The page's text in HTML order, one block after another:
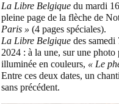
La Libre Belgique du mardi
pleine page de la flèche de
Paris » (4 pages spéciales).
La Libre Belgique des samedi
2024 : à la une, sur une
illuminée en couleurs, « Le
Entre ces deux dates, un
sans précédent.